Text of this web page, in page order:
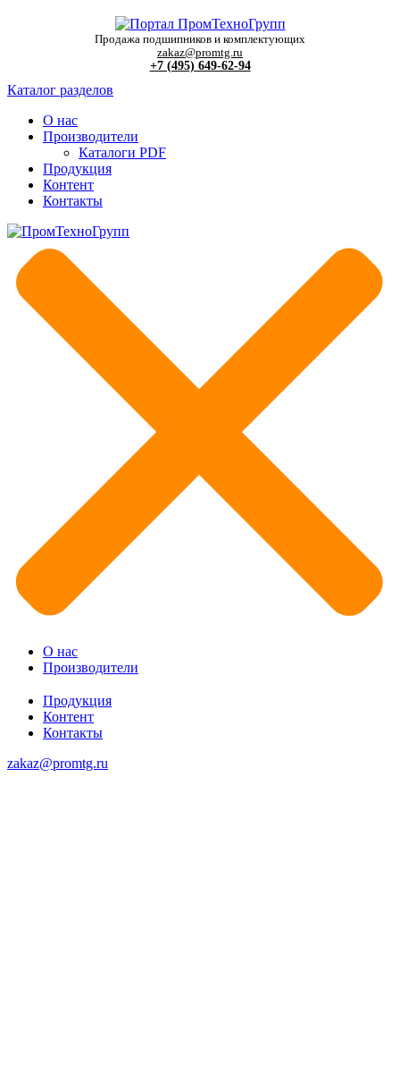
Продажа подшипников и комплектующих
zakaz@promtg.ru
+7 (495) 649-62-94
Каталог разделов
О нас
Производители
Каталоги PDF
Продукция
Контент
Контакты
О нас
Производители
Продукция
Контент
Контакты
zakaz@promtg.ru